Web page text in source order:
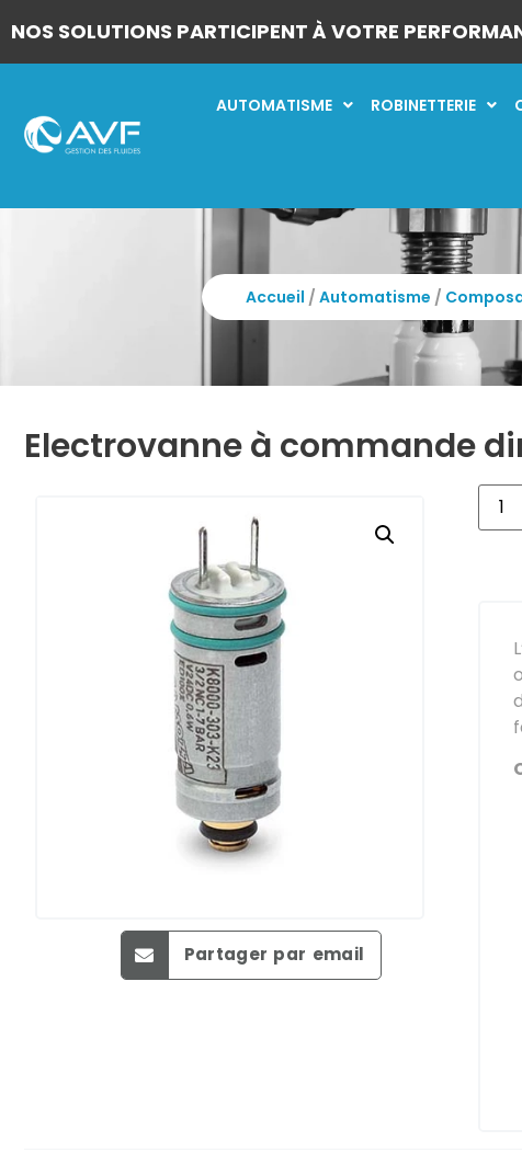
NOS SOLUTIONS PARTICIPENT À VOTRE
AUTOMATISME ROBINETTERIE
Accueil / Automatisme /
Electrovanne à commande
Partager par email